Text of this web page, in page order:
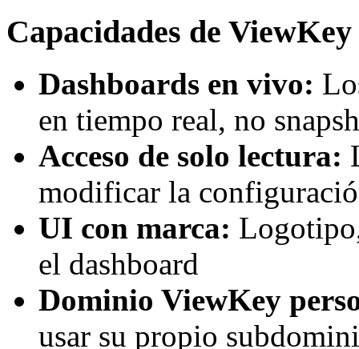
Capacidades de ViewKey
Dashboards en vivo:
en tiempo real, no
Acceso de solo lectura:
modificar la
UI con marca:
el dashboard
Dominio ViewKey
usar su propio